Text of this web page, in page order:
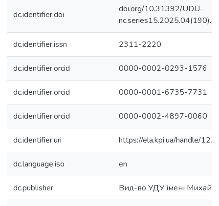
dc.identifier.doi
doi.org/10.31392/UDU-
dc.identifier.issn 2311-2220
dc.identifier.orcid 0000-0002-0293-1576
dc.identifier.orcid 0000-0001-6735-7731
dc.identifier.orcid 0000-0002-4897-0060
dc.identifier.uri https://ela.kpi.ua/handle/
dc.language.iso en
dc.publisher Вид-во УДУ імені